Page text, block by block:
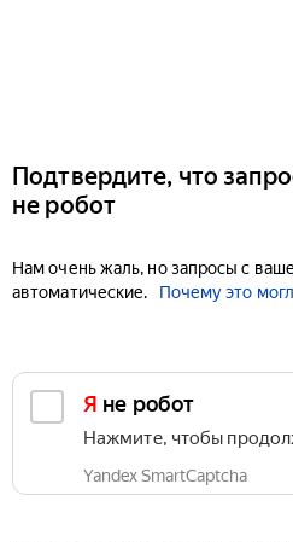
Подтвердите, что
не робот
Нам очень жаль, но запросы с
автоматические.
Почему это
Я не робот
Нажмите, чтобы
Yandex SmartCaptcha